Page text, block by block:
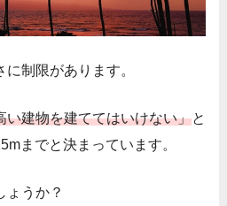
制限があります。
い建物を建ててはいけない」と
までと決まっています。
ょうか？